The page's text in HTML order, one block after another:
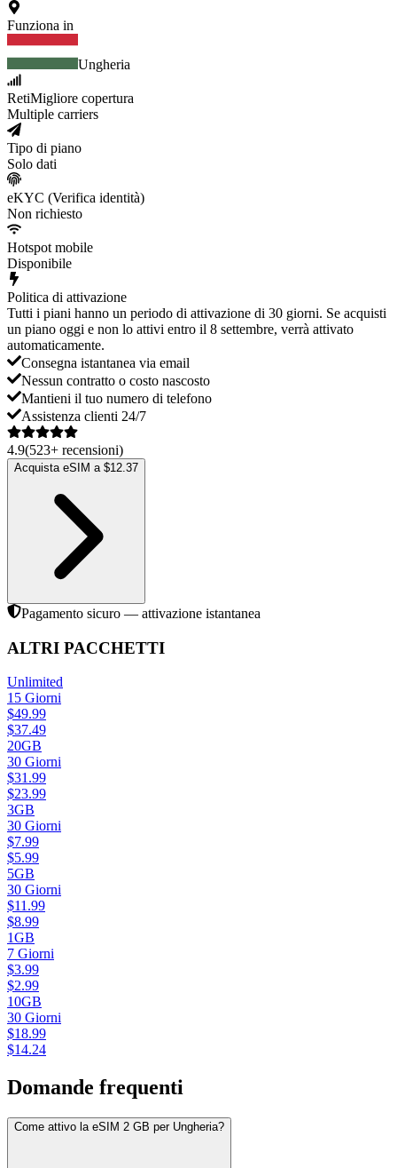
Funziona in
Ungheria
RetiMigliore copertura
Multiple carriers
Tipo di piano
Solo dati
eKYC (Verifica identità)
Non richiesto
Hotspot mobile
Disponibile
Politica di attivazione
Tutti i piani hanno un periodo di attivazione di 30 giorni. Se acquisti
un piano oggi e non lo attivi entro il 8 settembre, verrà attivato
automaticamente.
Consegna istantanea via email
Nessun contratto o costo nascosto
Mantieni il tuo numero di telefono
Assistenza clienti 24/7
4.9(523+ recensioni)
Acquista eSIM a $12.37
Pagamento sicuro — attivazione istantanea
ALTRI PACCHETTI
Unlimited
15 Giorni
$49.99
$37.49
20GB
30 Giorni
$31.99
$23.99
3GB
30 Giorni
$7.99
$5.99
5GB
30 Giorni
$11.99
$8.99
1GB
7 Giorni
$3.99
$2.99
10GB
30 Giorni
$18.99
$14.24
Domande frequenti
Come attivo la eSIM 2 GB per Ungheria?